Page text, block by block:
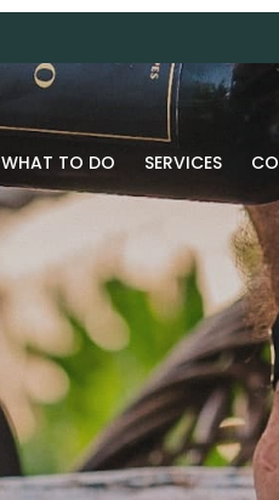
WHAT TO DO SERVICES